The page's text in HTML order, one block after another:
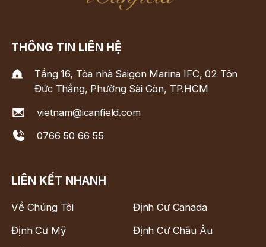
THÔNG TIN LIÊN HỆ
Tầng 16, Tòa nhà Saigon Marina IFC, 02 Tôn
Đức Thắng, Phường Sài Gòn, TP.HCM
vietnam@icanfield.com
0766 50 66 55
LIÊN KẾT NHANH
Về Chúng Tôi
Định Cư Canada
Định Cư Mỹ
Định Cư Châu Âu